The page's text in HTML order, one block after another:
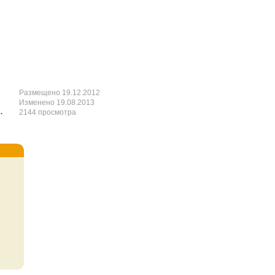
Размещено 19.12.2012
Изменено 19.08.2013
2144 просмотра